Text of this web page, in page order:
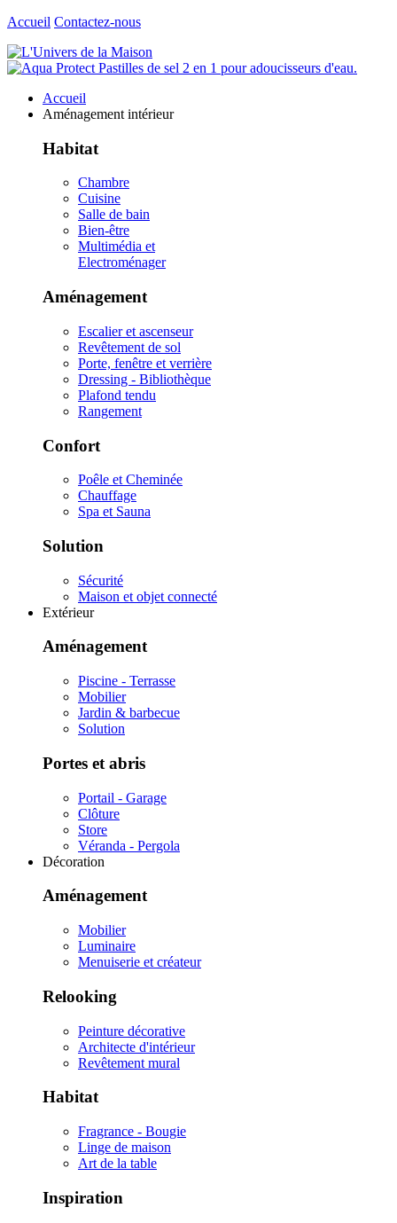
Accueil Contactez-nous
Accueil
Aménagement intérieur
Habitat
Chambre
Cuisine
Salle de bain
Bien-être
Multimédia et
Electroménager
Aménagement
Escalier et ascenseur
Revêtement de sol
Porte, fenêtre et verrière
Dressing - Bibliothèque
Plafond tendu
Rangement
Confort
Poêle et Cheminée
Chauffage
Spa et Sauna
Solution
Sécurité
Maison et objet connecté
Extérieur
Aménagement
Piscine - Terrasse
Mobilier
Jardin & barbecue
Solution
Portes et abris
Portail - Garage
Clôture
Store
Véranda - Pergola
Décoration
Aménagement
Mobilier
Luminaire
Menuiserie et créateur
Relooking
Peinture décorative
Architecte d'intérieur
Revêtement mural
Habitat
Fragrance - Bougie
Linge de maison
Art de la table
Inspiration